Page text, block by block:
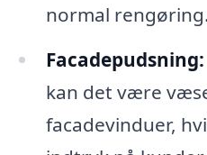
normal rengøring.
Facadepudsning:
kan det være
facadevinduer,